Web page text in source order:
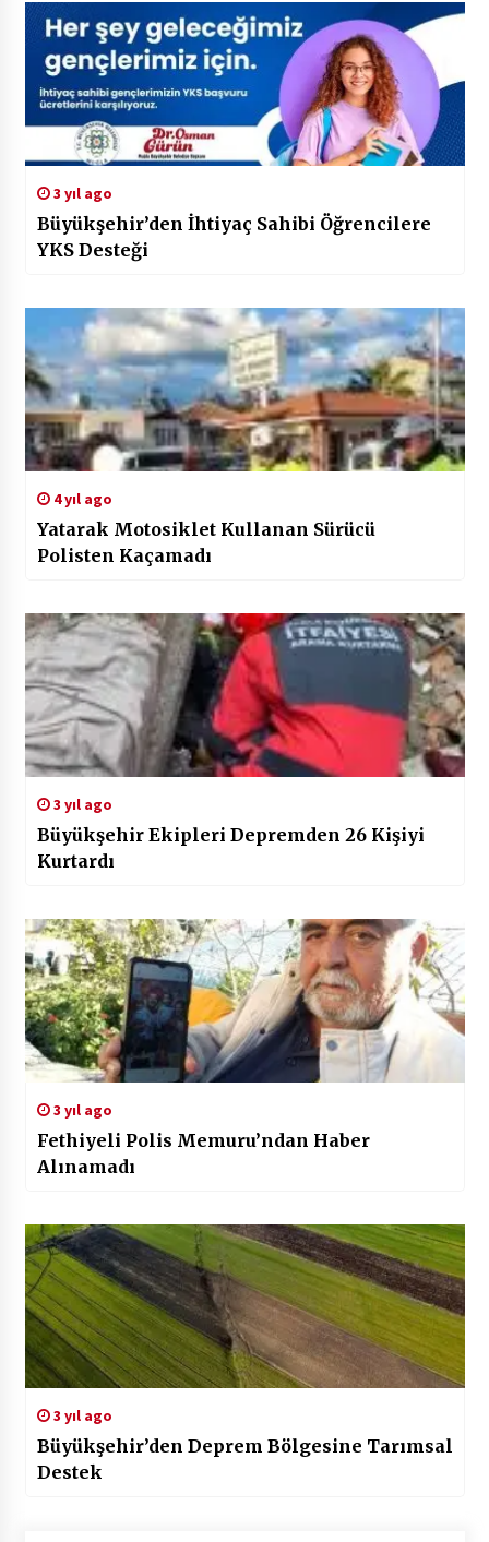
3 yıl ago
Büyükşehir’den İhtiyaç Sahibi Öğrencilere
YKS Desteği
4 yıl ago
Yatarak Motosiklet Kullanan Sürücü
Polisten Kaçamadı
3 yıl ago
Büyükşehir Ekipleri Depremden 26 Kişiyi
Kurtardı
3 yıl ago
Fethiyeli Polis Memuru’ndan Haber
Alınamadı
3 yıl ago
Büyükşehir’den Deprem Bölgesine Tarımsal
Destek